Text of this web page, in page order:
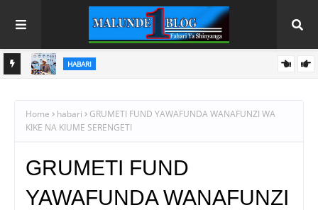
HABARI
Home habari
GRUMETI FUND YAWAFUNDA WANAFUNZI WA
KIKE NA KIUME SERENGETI
GRUMETI FUND
YAWAFUNDA WANAFUNZI